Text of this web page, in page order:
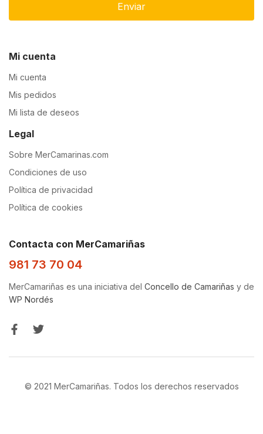
Enviar
Mi cuenta
Mi cuenta
Mis pedidos
Mi lista de deseos
Legal
Sobre MerCamarinas.com
Condiciones de uso
Política de privacidad
Política de cookies
Contacta con MerCamariñas
981 73 70 04
MerCamariñas es una iniciativa del Concello de Camariñas y de
WP Nordés
© 2021 MerCamariñas. Todos los derechos reservados